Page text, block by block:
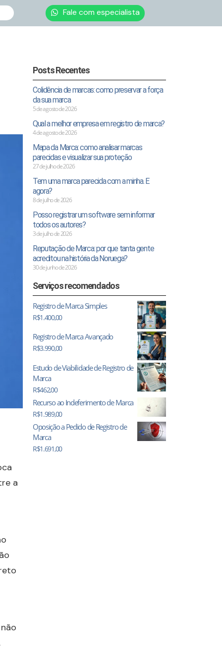
Fale com especialista
a
Posts Recentes
Colidência de marcas: como preservar a força
da sua marca
5 de agosto de 2026
Qual a melhor empresa em registro de marca?
4 de agosto de 2026
Mapa da Marca: como analisar marcas
parecidas e visualizar sua proteção
27 de julho de 2026
Tem uma marca parecida com a minha. E
agora?
8 de julho de 2026
Posso registrar um software sem informar
todos os autores?
3 de julho de 2026
Reputação de Marca: por que tanta gente
acreditou na história da Noruega?
30 de junho de 2026
Serviços recomendados
Registro de Marca Simples
R$1.400,00
Registro de Marca Avançado
R$3.990,00
Estudo de Viabilidade de Registro de
Marca
R$462,00
Recurso ao Indeferimento de Marca
R$1.989,00
Oposição a Pedido de Registro de
Marca
R$1.691,00